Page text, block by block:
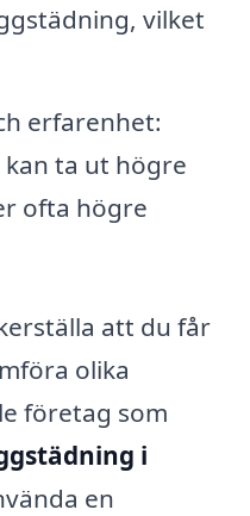
vilket
erfarenhet:
ta ut högre
ofta högre
att du får
olika
företag som
i
en